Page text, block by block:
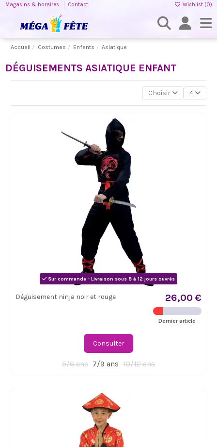
Magasins & horaires Contact Wishlist (0)
Accueil Costumes Enfants Asiatique
DÉGUISEMENTS ASIATIQUE ENFANT
Choisir 4
Sur commande - Livraison sous 8 à 12 jours ouvrés
Déguisement ninja noir et rouge 26,00 €
Dernier article
Consulter
5/6 ans 7/9 ans 10/12 ans